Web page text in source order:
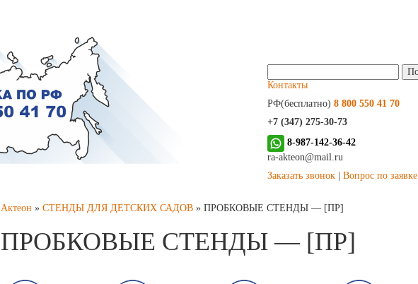
Контакты
РФ(бесплатно) 8 800 550 41 70
+7 (347) 275-30-73
8-987-142-36-42
ra-akteon@mail.ru
Заказать звонок| Вопрос по заявке
Актеон » СТЕНДЫ ДЛЯ ДЕТСКИХ САДОВ » ПРОБКОВЫЕ СТЕНДЫ — [ПР]
ПРОБКОВЫЕ СТЕНДЫ — [ПР]